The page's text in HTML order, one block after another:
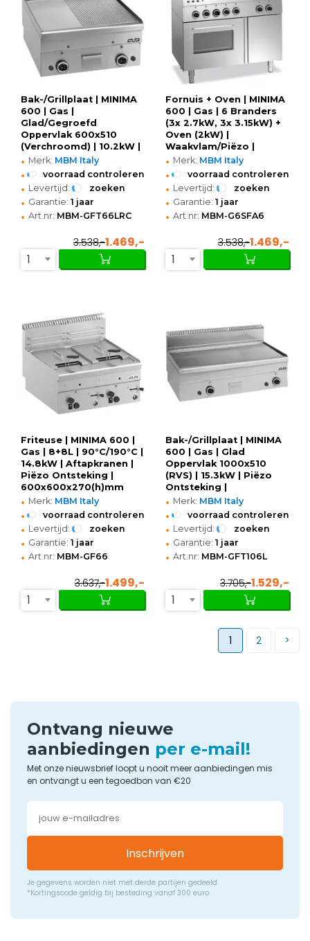
Bak-/Grillplaat | MINIMA
600 | Gas |
Glad/Gegroefd
Oppervlak 600x510
(Verchroomd) | 10.2kW |
Piëzo Ontsteking |
600x600x270(h)mm
• Merk: MBM Italy
• voorraad controleren
• Levertijd: zoeken
• Garantie: 1 jaar
• Art.nr: MBM-GFT66LRC
3.538,-1.469,-
1
Fornuis + Oven | MINIMA
600 | Gas | 6 Branders
(3x 2.7kW, 3x 3.15kW) +
Oven (2kW) |
Waakvlam/Piëzo |
Neutraal Vak |
1000x600x850(h)mm
• Merk: MBM Italy
• voorraad controleren
• Levertijd: zoeken
• Garantie: 1 jaar
• Art.nr: MBM-G6SFA6
3.538,-1.469,-
1
Friteuse | MINIMA 600 |
Gas | 8+8L | 90°C/190°C |
14.8kW | Aftapkranen |
Piëzo Ontsteking |
600x600x270(h)mm
• Merk: MBM Italy
• voorraad controleren
• Levertijd: zoeken
• Garantie: 1 jaar
• Art.nr: MBM-GF66
3.637,-1.499,-
1
Bak-/Grillplaat | MINIMA
600 | Gas | Glad
Oppervlak 1000x510
(RVS) | 15.3kW | Piëzo
Ontsteking |
1000x600x270(h)mm
• Merk: MBM Italy
• voorraad controleren
• Levertijd: zoeken
• Garantie: 1 jaar
• Art.nr: MBM-GFT106L
3.705,-1.529,-
1
1 2
Ontvang nieuwe
aanbiedingen per e-mail!
Met onze nieuwsbrief loopt u nooit meer aanbiedingen mis
en ontvangt u een tegoedbon van €20
Inschrijven
Je gegevens worden niet met derde partijen gedeeld
*Kortingscode geldig bij besteding vanaf 300 euro